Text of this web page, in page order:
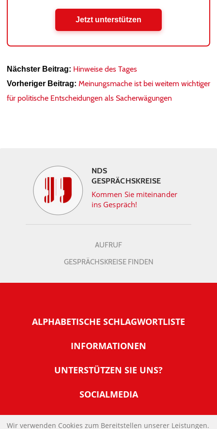
Jetzt unterstützen
Nächster Beitrag: Hinweise des Tages
Vorheriger Beitrag: Meinungsmache ist bei weitem wichtiger
für politische Entscheidungen als Sacherwägungen
NDS
GESPRÄCHSKREISE
Kommen Sie miteinander
ins Gespräch!
AUFRUF
GESPRÄCHSKREISE FINDEN
ALPHABETISCHE SCHLAGWORTLISTE
INFORMATIONEN
Warum NachDenkSeiten
Tipps zur Nutzung der NachDenkSeiten
Banner und E-Mail-Signaturen
UNTERSTÜTZEN SIE UNS?
Werden Sie Fördermitglied
SOCIALMEDIA
IMPRESSUM
Wir verwenden Cookies zum Bereitstellen unserer Leistungen.